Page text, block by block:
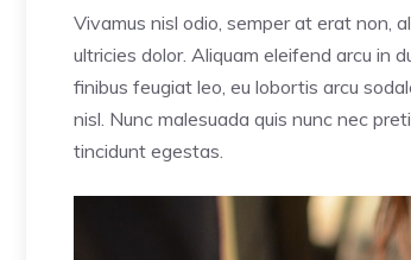
Vivamus nisl odio, semper at erat non,
ultricies dolor. Aliquam eleifend arcu in
finibus feugiat leo, eu lobortis arcu
nisl. Nunc malesuada quis nunc nec
tincidunt egestas.